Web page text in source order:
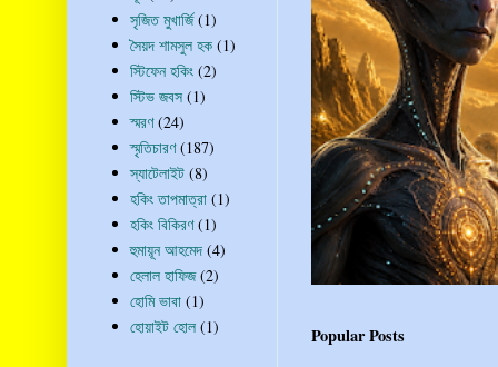
Popular Posts
সৃজিত মুখার্জি (1)
সৈয়দ শামসুল হক (1)
স্টিফেন হকিং (2)
স্টিভ জবস (1)
স্মরণ (24)
স্মৃতিচারণ (187)
স্যাটেলাইট (8)
হকিং তাপমাত্রা (1)
হকিং বিকিরণ (1)
হুমায়ূন আহমেদ (4)
হেলাল হাফিজ (2)
হোমি ভাবা (1)
হোয়াইট হোল (1)